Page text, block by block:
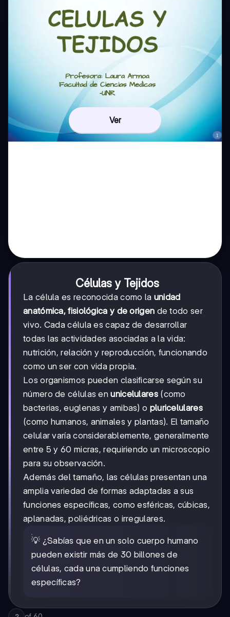
Ver
Células y Tejidos
La célula es reconocida como la unidad
anatómica, fisiológica y de origen de todo ser
vivo. Cada célula es capaz de desarrollar
todas las actividades asociadas a la vida:
nutrición, relación y reproducción, funcionando
como un ser con vida propia.
Los organismos pueden clasificarse según su
número de células enunicelulares(como
bacterias, euglenas y amibas) o pluricelulares
(como humanos, animales y plantas). El tamaño
celular varía considerablemente, generalmente
entre 5 y 60 micras, requiriendo un microscopio
para su observación.
Además del tamaño, las células presentan una
amplia variedad de formas adaptadas a sus
funciones específicas, como esféricas, cúbicas,
aplanadas, poliédricas o irregulares.
💡 ¿Sabías que en un solo cuerpo humano
pueden existir más de 30 billones de
células, cada una cumpliendo funciones
específicas?